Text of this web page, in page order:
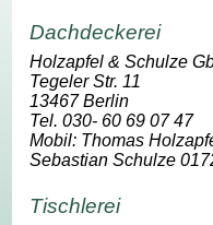
Dachdeckerei
Holzapfel & Schulze
Tegeler Str. 11
13467 Berlin
Tel. 030- 60 69 07 47
Mobil: Thomas
Sebastian Schulze
Tischlerei